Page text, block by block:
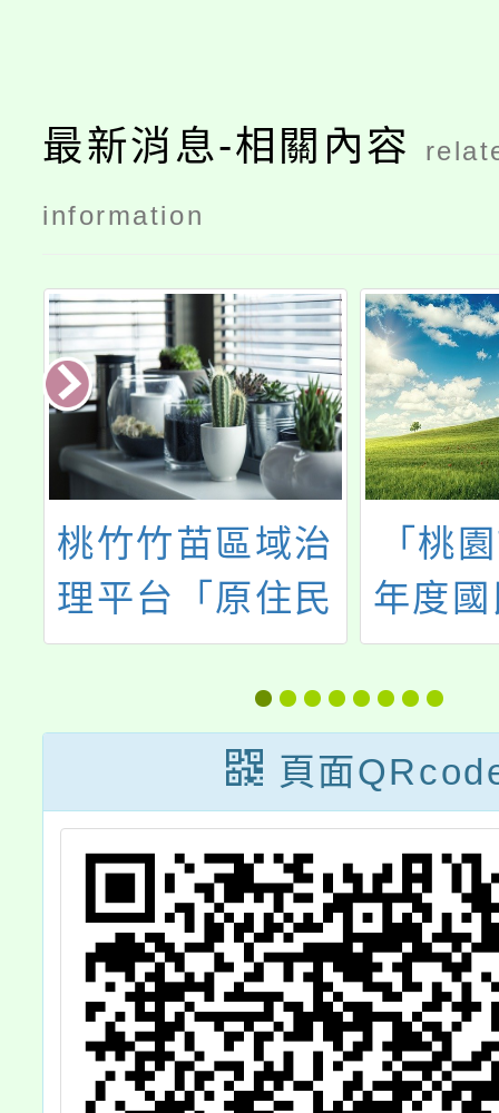
最新消息-相關內容
information
「桃園市112學
年度國民中小學
校園本土語言新
聞小主播活動」
2025
雙外
頁面